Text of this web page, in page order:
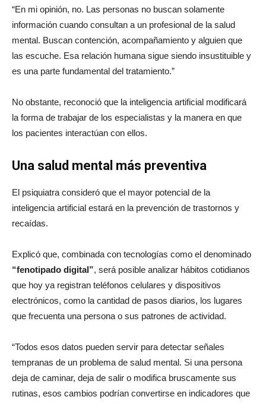
“En mi opinión, no. Las personas no buscan solamente
información cuando consultan a un profesional de la salud
mental. Buscan contención, acompañamiento y alguien que
las escuche. Esa relación humana sigue siendo insustituible y
es una parte fundamental del tratamiento.”
No obstante, reconoció que la inteligencia artificial modificará
la forma de trabajar de los especialistas y la manera en que
los pacientes interactúan con ellos.
Una salud mental más preventiva
El psiquiatra consideró que el mayor potencial de la
inteligencia artificial estará en la prevención de trastornos y
recaídas.
Explicó que, combinada con tecnologías como el denominado
“fenotipado digital”, será posible analizar hábitos cotidianos
que hoy ya registran teléfonos celulares y dispositivos
electrónicos, como la cantidad de pasos diarios, los lugares
que frecuenta una persona o sus patrones de actividad.
“Todos esos datos pueden servir para detectar señales
tempranas de un problema de salud mental. Si una persona
deja de caminar, deja de salir o modifica bruscamente sus
rutinas, esos cambios podrían convertirse en indicadores que